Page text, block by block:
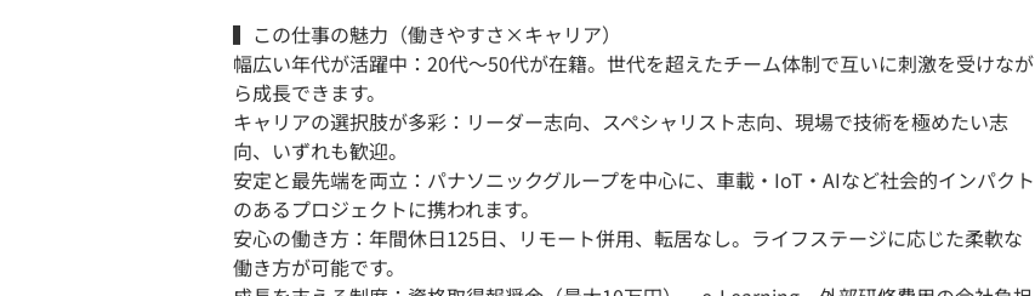
▍この仕事の魅力（働きやすさ×キャリア）
幅広い年代が活躍中：20代〜50代が在籍。世代を超えたチーム体制で互いに刺激を受けなが
ら成長できます。
キャリアの選択肢が多彩：リーダー志向、スペシャリスト志向、現場で技術を極めたい志
向、いずれも歓迎。
安定と最先端を両立：パナソニックグループを中心に、車載・IoT・AIなど社会的インパクト
のあるプロジェクトに携われます。
安心の働き方：年間休日125日、リモート併用、転居なし。ライフステージに応じた柔軟な
働き方が可能です。